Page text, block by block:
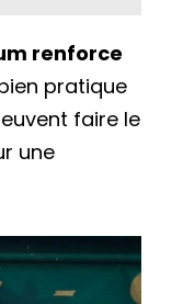
renforce
pratique
faire le
une